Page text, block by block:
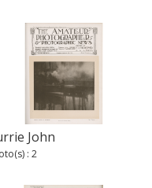
John
: 2